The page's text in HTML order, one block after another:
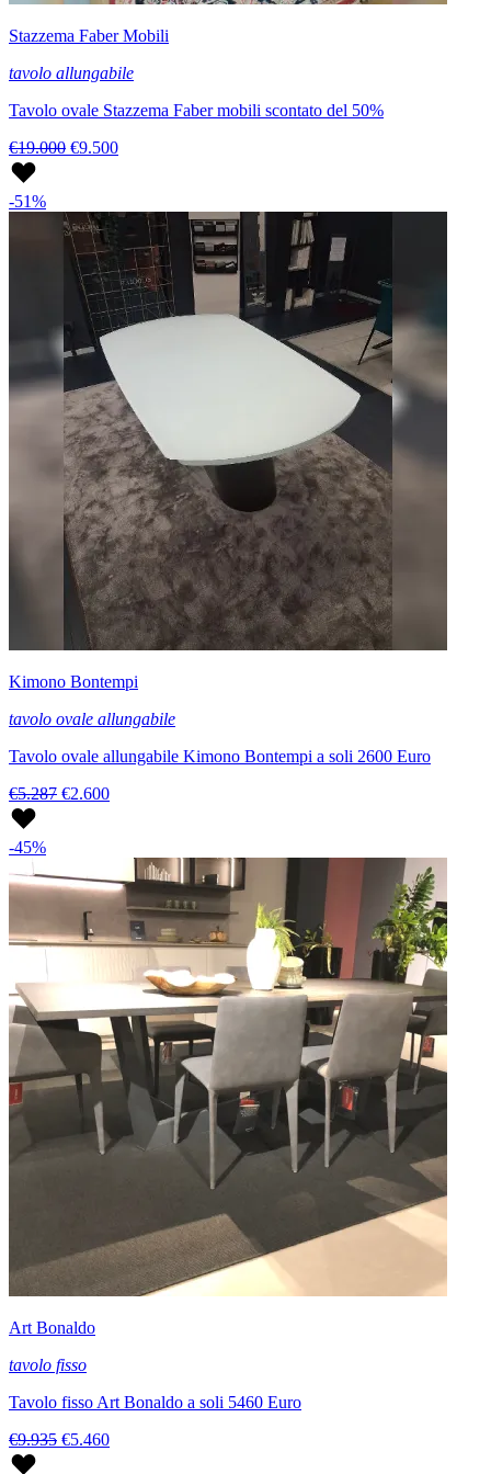
Stazzema Faber Mobili
tavolo allungabile
Tavolo ovale Stazzema Faber mobili scontato del 50%
€19.000 €9.500
-51%
Kimono Bontempi
tavolo ovale allungabile
Tavolo ovale allungabile Kimono Bontempi a soli 2600 Euro
€5.287 €2.600
-45%
Art Bonaldo
tavolo fisso
Tavolo fisso Art Bonaldo a soli 5460 Euro
€9.935 €5.460